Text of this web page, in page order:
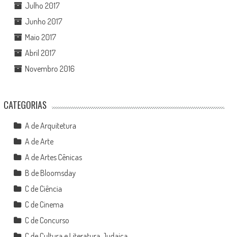
Julho 2017
Junho 2017
Maio 2017
Abril 2017
Novembro 2016
CATEGORIAS
A de Arquitetura
A de Arte
A de Artes Cênicas
B de Bloomsday
C de Ciência
C de Cinema
C de Concurso